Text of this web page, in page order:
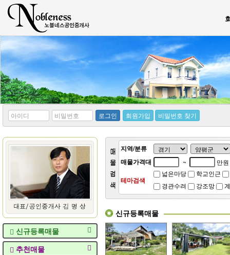
*
아
디
*
비
번
호
로그인 회원가입 비밀번호 찾기
신규등록매물
추천매물
지역/분류
매물가격대
~ 만원
테마검색
넓은마당 학교인근
경관수려
강조망
신규등록매물